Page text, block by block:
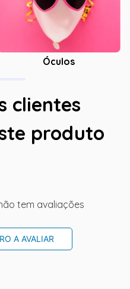
Óculos
clientes
produto
tem avaliações
A AVALIAR